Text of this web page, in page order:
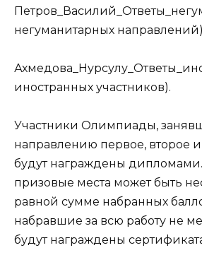
негуманитарных
иностранных участников).
Участники Олимпиады,
направлению первое, второе и
будут награждены
призовые места может быть
равной сумме набранных
набравшие за всю работу не
будут награждены